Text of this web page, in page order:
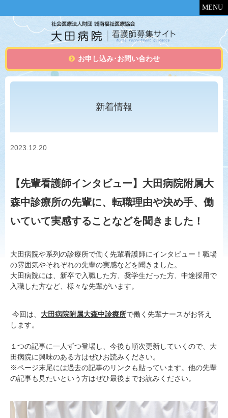
MENU
お申し込み･お問い合わせ
新着情報
2023.12.20
【先輩看護師インタビュー】 大田病院附属大
森中診療所の先輩に、転職理由や決め手、働
いていて実感することなどを聞きました！
大田病院や系列の診療所で働く先輩看護師にインタビュー！職場
の雰囲気やそれぞれの先輩の実感などを聞きました。
大田病院には、新卒で入職した方、奨学生だった方、中途採用で
入職した方など、様々な先輩がいます。
今回は、 大田病院附属大森中診療所で働く先輩ナースがお答え
します。
１つの記事に一人ずつ登場し、今後も順次更新していくので、大
田病院に興味のある方はぜひお読みください。
※ページ末尾には過去の記事のリンクも貼っています。他の先輩
の記事も見たいという方はぜひ最後までお読みください。